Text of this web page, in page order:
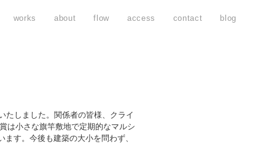
works about flow access contact blog
たしました。関係者の皆様、クライ
は小さな旗竿敷地で定期的なマルシ
す。今後も建築の大小を問わず、